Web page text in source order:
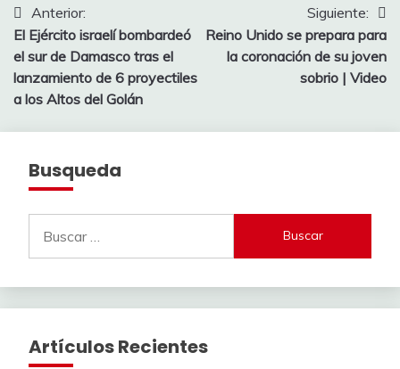
Navegación
de
entradas
Anterior:
El Ejército israelí bombardeó
el sur de Damasco tras el
lanzamiento de 6 proyectiles
a los Altos del Golán
Siguiente:
Reino Unido se prepara para
la coronación de su joven
sobrio | Video
Busqueda
Artículos Recientes